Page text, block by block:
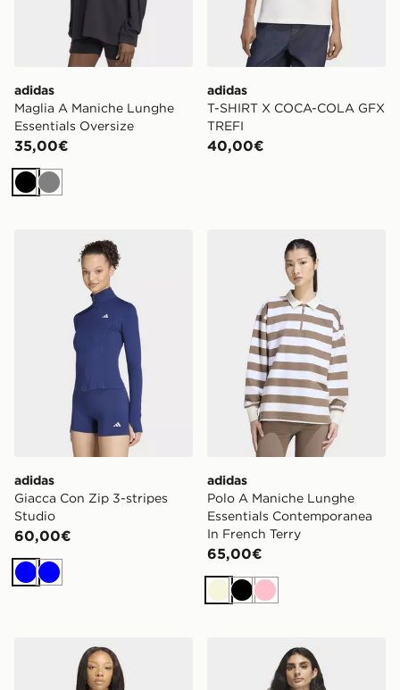
adidas
Maglia A Maniche Lunghe
Essentials Oversize
35,00€
NeroGrigio
adidas
T-SHIRT X COCA-COLA GFX
TREFI
40,00€
adidas Giacca Con Zip 3-stripes Studio
adidas
Giacca Con Zip 3-stripes
Studio
60,00€
BluBlu
adidas Polo A Maniche
adidas
Polo A Maniche Lunghe
Essentials Contemporanea
In French Terry
65,00€
BeigeNeroRosa
adidas T-shirt Floral Gfx adidas Polo A Manica Corta